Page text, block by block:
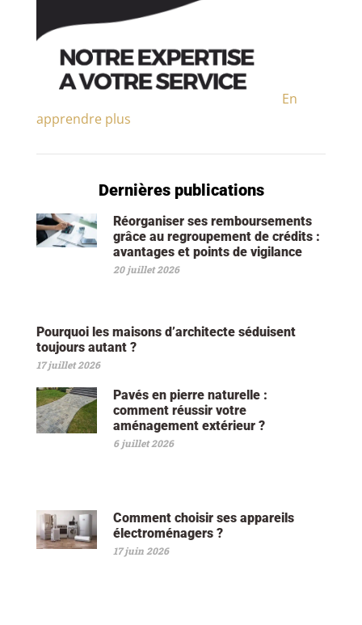
En
apprendre plus
Dernières publications
Réorganiser ses remboursements
grâce au regroupement de crédits :
avantages et points de vigilance
20 juillet 2026
Pourquoi les maisons d’architecte séduisent
toujours autant ?
17 juillet 2026
Pavés en pierre naturelle :
comment réussir votre
aménagement extérieur ?
6 juillet 2026
Comment choisir ses appareils
électroménagers ?
17 juin 2026